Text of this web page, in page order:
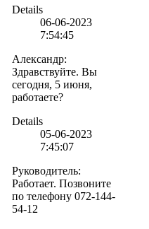
Details
06-06-2023
7:54:45
Александр:
Здравствуйте. Вы
сегодня, 5 июня,
работаете?
Details
05-06-2023
7:45:07
Руководитель:
Работает. Позвоните
по телефону 072-144-
54-12